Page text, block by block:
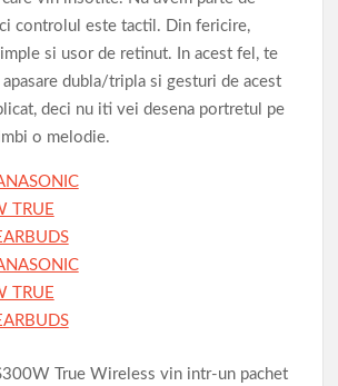
controlul este tactil. Din fericire,
si usor de retinut. In acest fel, te
dubla/tripla si gesturi de acest
deci nu iti vei desena portretul pe
o melodie.
True Wireless vin intr-un pachet